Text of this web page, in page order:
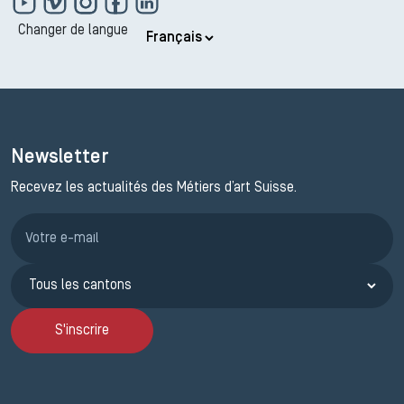
Changer de langue
Newsletter
Recevez les actualités des Métiers d’art Suisse.
S'inscrire